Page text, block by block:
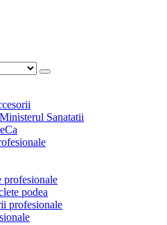
Sanatatii
profesionale
podea
profesionale